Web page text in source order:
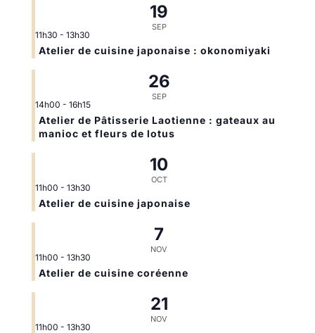
19
SEP
11h30 - 13h30
Atelier de cuisine japonaise : okonomiyaki
26
SEP
14h00 - 16h15
Atelier de Pâtisserie Laotienne : gateaux au
manioc et fleurs de lotus
10
OCT
11h00 - 13h30
Atelier de cuisine japonaise
7
NOV
11h00 - 13h30
Atelier de cuisine coréenne
21
NOV
11h00 - 13h30